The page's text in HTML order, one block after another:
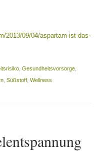
2013/09/04/aspartam-ist-das-
, Gesundheitsvorsorge,
, Süßstoff, Wellness